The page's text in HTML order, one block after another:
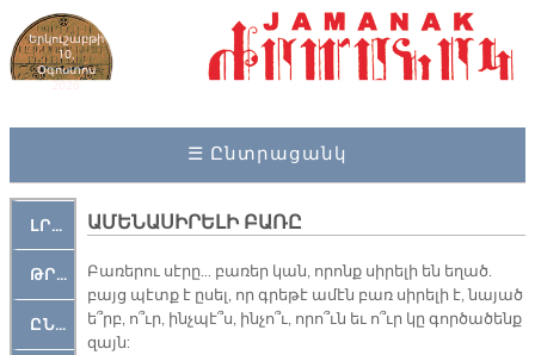
Երկուշաբթի
10,
Օգոստոս
2026
☰ Ընտրացանկ
ԼՐԱՀՈՍ
ԹՐՔԱՀԱՅ ԿԵԱՆՔ
ԸՆԿԵՐԱՄՇԱԿՈՒԹԱՅԻՆ
ԱՄԵՆԱՍԻՐԵԼԻ ԲԱՌԸ
Բա­ռե­րու սէ­րը... բա­ռեր կան, ո­րոնք սի­րե­լի են ե­ղած.
բայց պէտք է ը­սել, որ գրե­թէ ա­մէն բառ սի­րե­լի է, նա­յած
ե՞րբ, ո՞ւր, ինչ­պէ՞ս, ին­չո՞ւ, ո­րո՞ւն եւ ո՞ւր կը գոր­ծա­ծենք
զայն: